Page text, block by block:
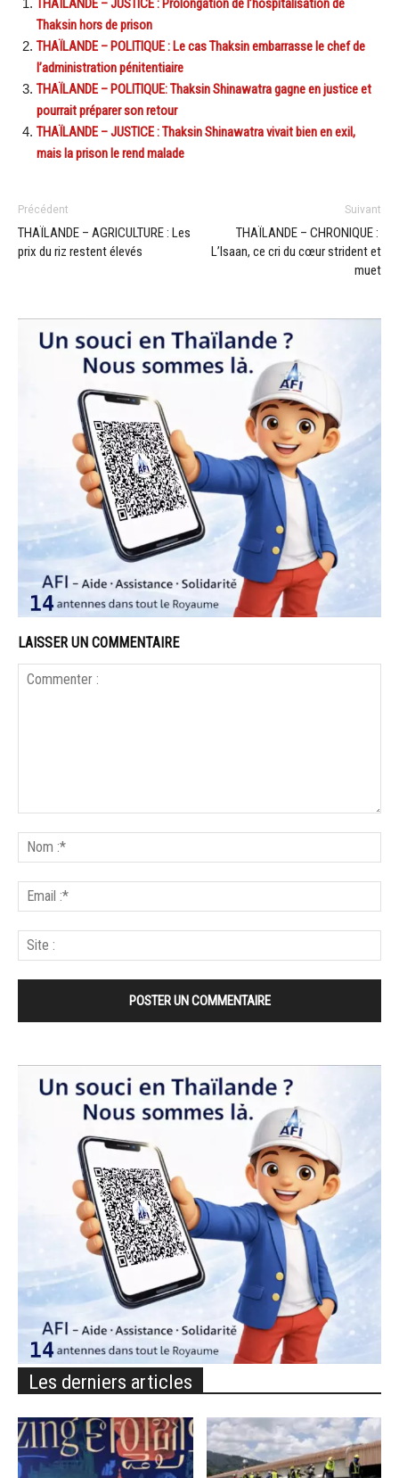
THAÏLANDE – JUSTICE : Prolongation de l’hospitalisation de
Thaksin hors de prison
THAÏLANDE – POLITIQUE : Le cas Thaksin embarrasse le chef de
l’administration pénitentiaire
THAÏLANDE – POLITIQUE: Thaksin Shinawatra gagne en justice et
pourrait préparer son retour
THAÏLANDE – JUSTICE : Thaksin Shinawatra vivait bien en exil,
mais la prison le rend malade
Précédent
THAÏLANDE – AGRICULTURE : Les
prix du riz restent élevés
Suivant
THAÏLANDE – CHRONIQUE :
L’Isaan, ce cri du cœur strident et
muet
LAISSER UN COMMENTAIRE
Les derniers articles